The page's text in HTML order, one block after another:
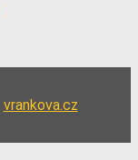
vrankova.cz